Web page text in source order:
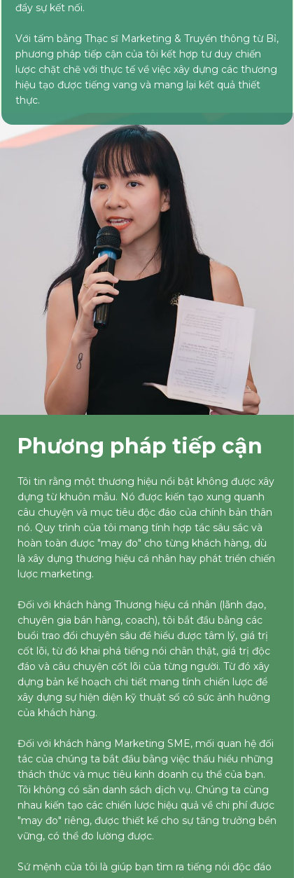
đẩy sự kết nối.
Với tấm bằng Thạc sĩ Marketing & Truyền thông từ Bỉ,
phương pháp tiếp cận của tôi kết hợp tư duy chiến
lược chặt chẽ với thực tế về việc xây dựng các thương
hiệu tạo được tiếng vang và mang lại kết quả thiết
thực.
Phương pháp tiếp cận
Tôi tin rằng một thương hiệu nổi bật không được xây
dựng từ khuôn mẫu. Nó được kiến tạo xung quanh
câu chuyện và mục tiêu độc đáo của chính bản thân
nó. Quy trình của tôi mang tính hợp tác sâu sắc và
hoàn toàn được "may đo" cho từng khách hàng, dù
là xây dựng thương hiệu cá nhân hay phát triển chiến
lược marketing.
Đối với khách hàng Thương hiệu cá nhân (lãnh đạo,
chuyên gia bán hàng, coach), tôi bắt đầu bằng các
buổi trao đổi chuyên sâu để hiểu được tâm lý, giá trị
cốt lõi, từ đó khai phá tiếng nói chân thật, giá trị độc
đáo và câu chuyện cốt lõi của từng người. Từ đó xây
dựng bản kế hoạch chi tiết mang tính chiến lược để
xây dựng sự hiện diện kỹ thuật số có sức ảnh hưởng
của khách hàng.
Đối với khách hàng Marketing SME, mối quan hệ đối
tác của chúng ta bắt đầu bằng việc thấu hiểu những
thách thức và mục tiêu kinh doanh cụ thể của bạn.
Tôi không có sẵn danh sách dịch vụ. Chúng ta cùng
nhau kiến tạo các chiến lược hiệu quả về chi phí được
"may đo" riêng, được thiết kế cho sự tăng trưởng bền
vững, có thể đo lường được.
Sứ mệnh của tôi là giúp bạn tìm ra tiếng nói độc đáo